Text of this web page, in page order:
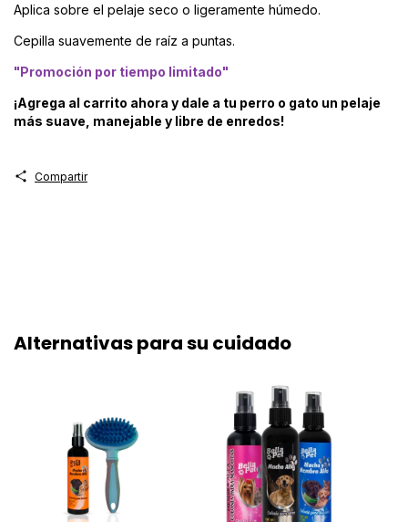
Aplica sobre el pelaje seco o ligeramente húmedo.
Cepilla suavemente de raíz a puntas.
"Promoción por tiempo limitado"
¡Agrega al carrito ahora y dale a tu perro o gato un pelaje
más suave, manejable y libre de enredos!
Compartir
Alternativas para su cuidado